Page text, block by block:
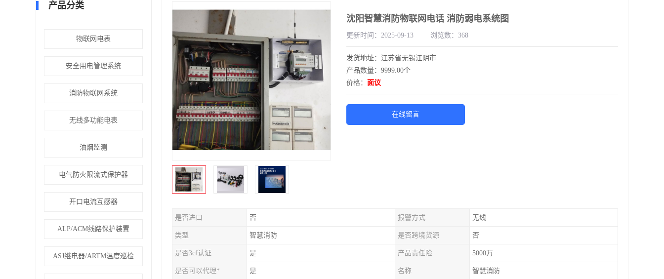
产品分类
物联网电表
安全用电管理系统
消防物联网系统
无线多功能电表
油烟监测
电气防火限流式保护器
开口电流互感器
ALP/ACM线路保护装置
ASJ继电器/ARTM温度巡检
沈阳智慧消防物联网电话 消防弱电系统图
更新时间：2025-09-13 浏览数：368
发货地址：江苏省无锡江阴市
产品数量：9999.00个
价格： 面议
在线留言
是否进口 否 报警方式 无线
类型 智慧消防 是否跨境货源 否
是否3cf认证 是 产品责任险 5000万
是否可以代理* 是 名称 智慧消防